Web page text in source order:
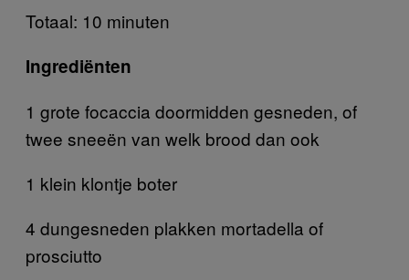
Totaal: 10 minuten
Ingrediënten
1 grote focaccia doormidden gesneden, of
twee sneeën van welk brood dan ook
1 klein klontje boter
4 dungesneden plakken mortadella of
prosciutto